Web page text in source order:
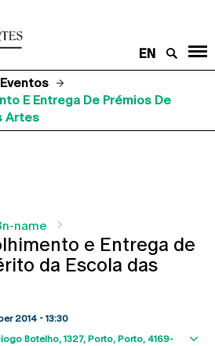
EN
Eventos
E Entrega De Prémios De
Artes
name
e Entrega de
da Escola das
2014 - 13:30
Botelho, 1327 Porto Porto 4169-